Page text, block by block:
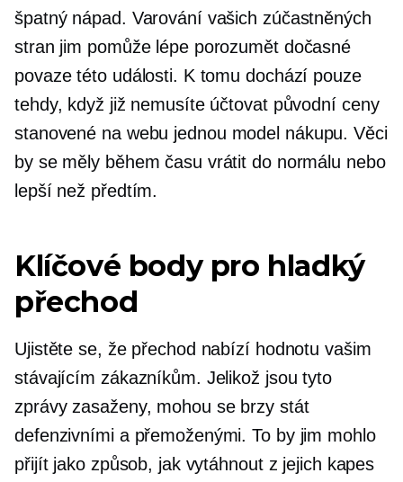
špatný nápad. Varování vašich zúčastněných
stran jim pomůže lépe porozumět dočasné
povaze této události. K tomu dochází pouze
tehdy, když již nemusíte účtovat původní ceny
stanovené na webu jednou model nákupu. Věci
by se měly během času vrátit do normálu nebo
lepší než předtím.
Klíčové body pro hladký
přechod
Ujistěte se, že přechod nabízí hodnotu vašim
stávajícím zákazníkům. Jelikož jsou tyto
zprávy zasaženy, mohou se brzy stát
defenzivními a přemoženými. To by jim mohlo
přijít jako způsob, jak vytáhnout z jejich kapes